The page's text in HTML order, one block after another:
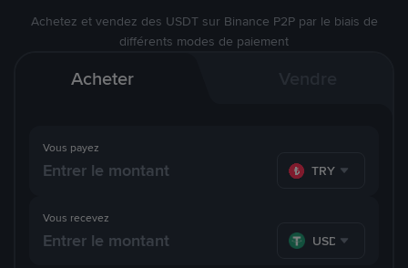
Achetez et vendez des USDT sur Binance P2P par le biais de
différents modes de paiement
Acheter
Vous payez
TRY
Vous recevez
USDT